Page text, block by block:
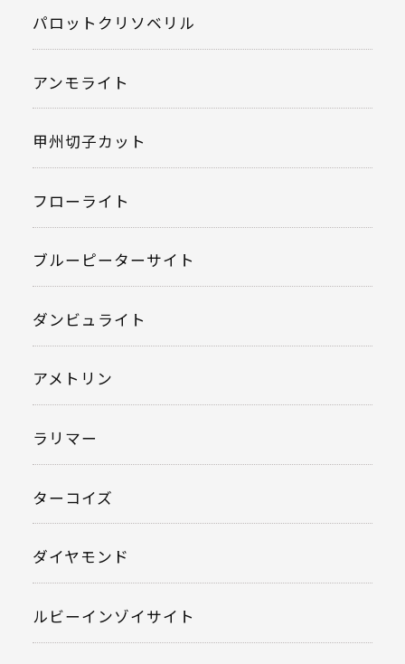
パロットクリソベリル
アンモライト
甲州切子カット
フローライト
ブルーピーターサイト
ダンビュライト
アメトリン
ラリマー
ターコイズ
ダイヤモンド
ルビーインゾイサイト